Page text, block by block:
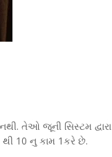
તેઓ જૂની સિસ્ટમ દ્વારા
10 નુ કામ 1કરે છે.